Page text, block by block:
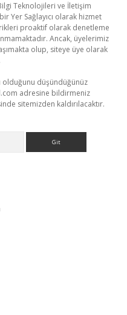
Teknolojileri ve İletişim
Yer Sağlayıcı olarak hizmet
proaktif olarak denetleme
Ancak, üyelerimiz
olup, siteye üye olarak
olduğunu düşündüğünüz
adresine bildirmeniz
sitemizden kaldırılacaktır.